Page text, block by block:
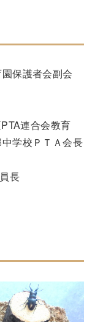
保護者会副会
連合会教育
学校ＰＴＡ会長
長